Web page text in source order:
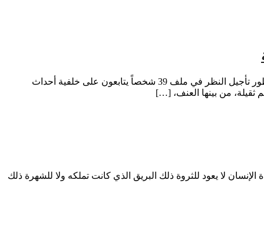
هشام بوخضارة في تطور جديد بواحدة من أكثر القضايا التي استأثرت باهتمام الرأي العام خلال الفترة الأخيرة، قررت المحكمة الابتدائية بالناظور تأجيل النظر في ملف 39 شخصاً يتابعون على خلفية أحداث
ثقيلة، من بينها العنف، […]
لا يعود للثروة ذلك البريق الذي كانت تملكه ولا للشهرة ذلك